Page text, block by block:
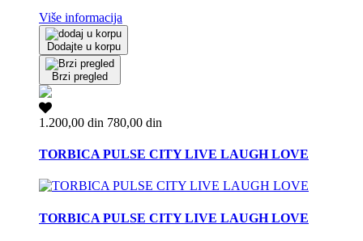
Više informacija
Dodajte u korpu
Brzi pregled
1.200,00 din 780,00 din
TORBICA PULSE CITY LIVE LAUGH LOVE
TORBICA PULSE CITY LIVE LAUGH LOVE